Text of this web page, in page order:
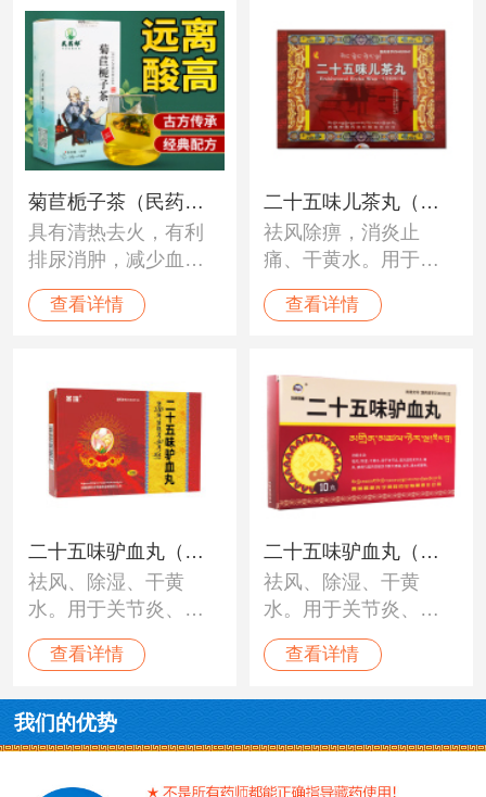
菊苣栀子茶（民药
郎）
具有清热去火，有利
排尿消肿，减少血清
尿酸水准的作用。
查看详情
二十五味儿茶丸（神
猴）
祛风除痹，消炎止
痛、干黄水。用于白
脉病、痛风、风湿性
关节炎，关节肿痛变
查看详情
二十五味驴血丸（圣
珠）
祛风、除湿、干黄
水。用于关节炎、类
风湿性关节炎、痛
风、痹病引起的四肢
形、黄水聚积等。
查看详情
二十五味驴血丸（冈
底斯峰）
祛风、除湿、干黄
水。用于关节炎、类
风湿性关节炎、痛
风、痹病引起的四肢
查看详情
我们的优势